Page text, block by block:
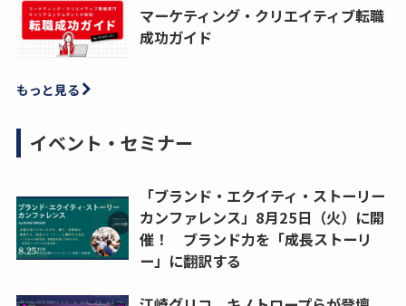
マーケティング・クリエイティブ転職
成功ガイド
もっと見る
イベント・セミナー
「ブランド・エクイティ・ストーリー
カンファレンス」8月25日（火）に開
催！ ブランド力を「成長ストーリ
ー」に翻訳する